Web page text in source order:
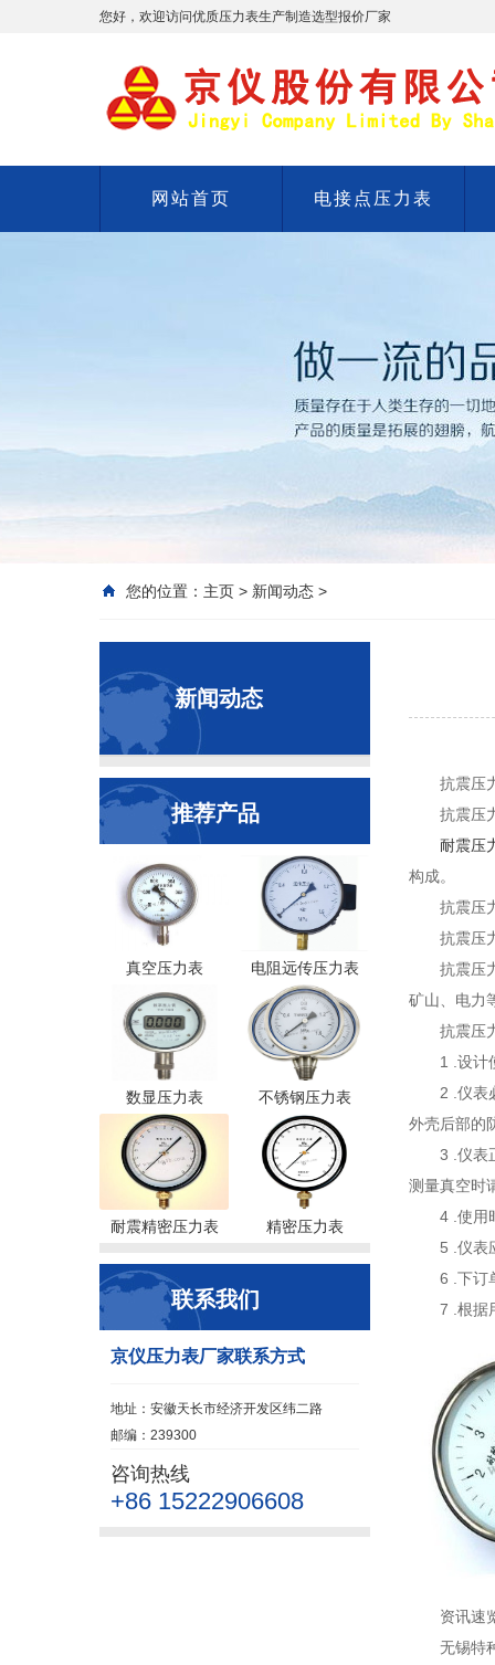
您好，欢迎访问优质压力表生产制造选型报价厂家
网站首页 电接点压力表
您的位置： 主页 > 新闻动态 >
新闻动态
推荐产品
真空压力表 电阻远传压力表
数显压力表 不锈钢压力表
耐震精密压力表 精密压力表
联系我们
京仪压力表厂家联系方式
地址：安徽天长市经济开发区纬二路
邮编：239300
咨询热线
+86 15222906608
抗震压
抗震压
耐震压
构成。
抗震压
抗震压
抗震压
矿山、电力
抗震压
1 .设计
2 .仪表
外壳后部的
3 .仪表
测量真空时
4 .使用
5 .仪表
6 .下订
7 .根据
资讯速
无锡特